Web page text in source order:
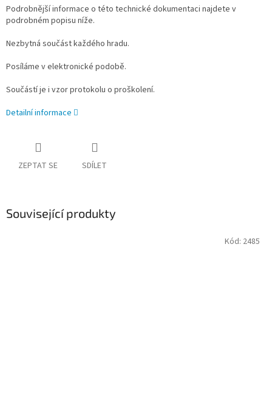
Podrobnější informace o této technické dokumentaci najdete v
podrobném popisu níže.
Nezbytná součást každého hradu.
Posíláme v elektronické podobě.
Součástí je i vzor protokolu o proškolení.
Detailní informace
ZEPTAT SE SDÍLET
Související produkty
Kód: 2485